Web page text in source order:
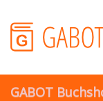
main
content
GABOT